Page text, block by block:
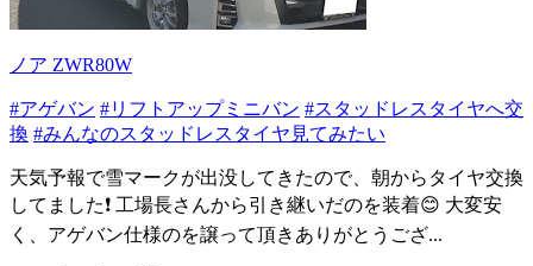
ノア ZWR80W
#アゲバン #リフトアップミニバン #スタッドレスタイヤへ交
換 #みんなのスタッドレスタイヤ見てみたい
天気予報で雪マークが出没してきたので、朝からタイヤ交換
してました❗ 工場長さんから引き継いだのを装着😊 大変安
く、アゲバン仕様のを譲って頂きありがとうござ...